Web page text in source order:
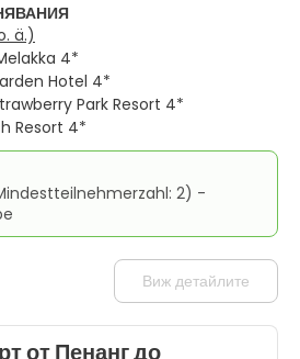
ä.)
4*
Hotel 4*
Park Resort 4*
Resort 4*
2) -
Виж детайлите
от Пенанг до